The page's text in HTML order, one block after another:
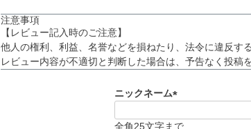
注意事項
【レビュー記入時のご注意】
他人の権利、利益、名誉などを損ねたり、法令に違反す
レビュー内容が不適切と判断した場合は、予告なく投稿
ニックネーム
必
全角25文字まで